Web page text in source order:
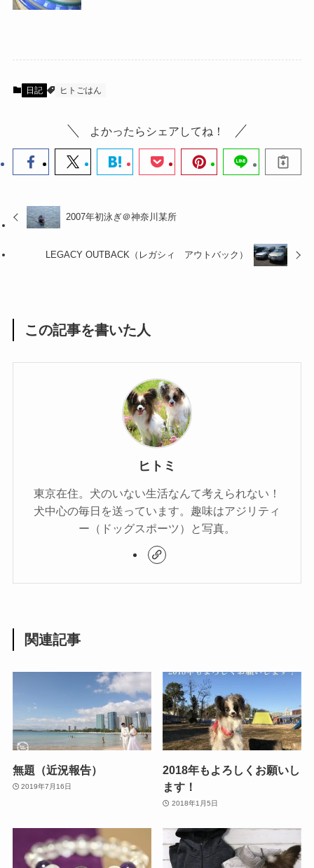
日記 ヒトごはん
よかったらシェアしてね！
2007年初泳ぎ＠神奈川某所
LEGACY OUTBACK（レガシィ アウトバック）
この記事を書いた人
ヒトミ
東京在住。犬のいない生活なんて考えられない！
犬中心の毎日を送っています。趣味はアジリティ
ー（ドッグスポーツ）と写真。
関連記事
無題（近況報告）
2019年7月16日
2018年もよろしくお願いし
ます！
2018年1月5日